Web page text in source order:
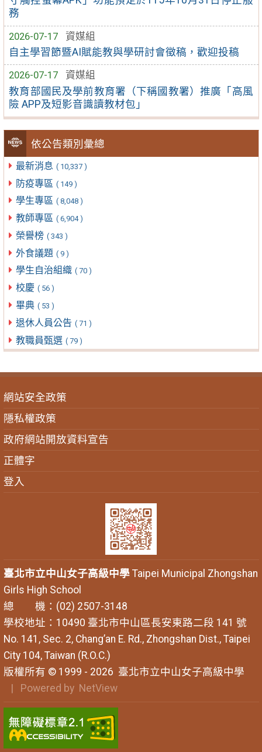
務
2026-07-17
資媒組
自主學習節暨AI賦能教與學研討會徵稿，歡迎投稿
2026-07-17
資媒組
教育部國民及學前教育署（下稱國教署）推廣「高風
險 APP及短影音識讀教材包」
依公告類別彙總
最新消息 ( 10,337 )
防疫專區 ( 149 )
學生專區 ( 8,048 )
教師專區 ( 6,904 )
榮譽榜 ( 343 )
外食議題 ( 9 )
學生自治組織 ( 70 )
校慶 ( 56 )
畢典 ( 53 )
退休人員公告 ( 71 )
教職員甄選 ( 79 )
網站安全政策
隱私權政策
政府網站開放資料宣告
正體字
登入
臺北市立中山女子高級中學Taipei Municipal Zhongshan
Girls High School
總 機：(02) 2507-3148
學校地址：10490 臺北市中山區長安東路二段 141 號
No. 141, Sec. 2, Chang’an E. Rd., Zhongshan Dist., Taipei
City 104, Taiwan (R.O.C.)
版權所有 © 1999 - 2026 臺北市立中山女子高級中學
| Powered by NetView